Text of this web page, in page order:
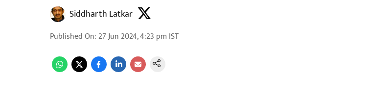
Siddharth Latkar
Published On: 27 Jun 2024, 4:23 pm IST